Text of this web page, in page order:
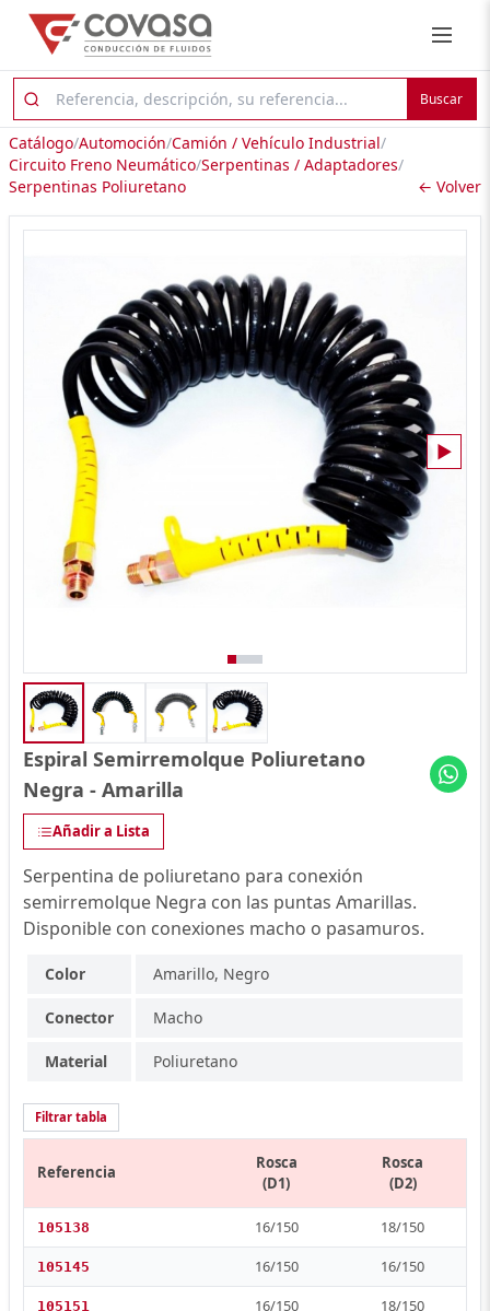
Buscar
Catálogo/Automoción/Camión / Vehículo Industrial/
Circuito Freno Neumático/Serpentinas / Adaptadores/
Serpentinas Poliuretano
← Volver
▶
Espiral Semirremolque Poliuretano
Negra - Amarilla
Añadir a Lista
Serpentina de poliuretano para conexión
semirremolque Negra con las puntas Amarillas.
Disponible con conexiones macho o pasamuros.
Color Amarillo, Negro
Conector Macho
Material Poliuretano
Filtrar tabla
Referencia
Rosca
(D1)
Rosca
(D2)
105138 16/150 18/150
105145 16/150 16/150
105151 16/150 18/150